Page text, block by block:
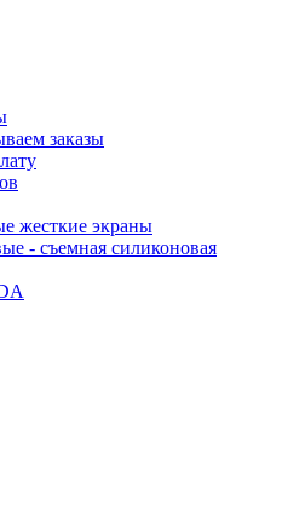
заказы
жесткие экраны
- съемная силиконовая